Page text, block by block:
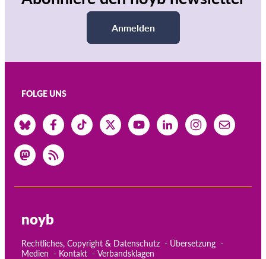
Anmelden
FOLGE UNS
noyb
Rechtliches, Copyright & Datenschutz
Übersetzung
Medien
Kontakt Verbandsklagen